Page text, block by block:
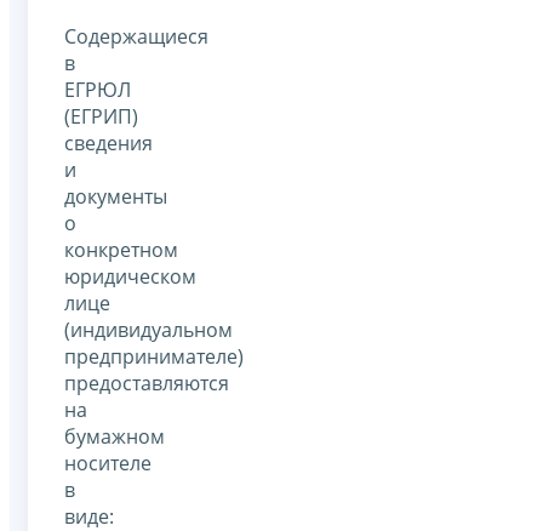
Содержащиеся
в
ЕГРЮЛ
(ЕГРИП)
сведения
и
документы
о
конкретном
юридическом
лице
(индивидуальном
предпринимателе)
предоставляются
на
бумажном
носителе
в
виде: